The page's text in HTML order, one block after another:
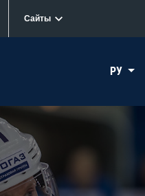
Сайты
РУ